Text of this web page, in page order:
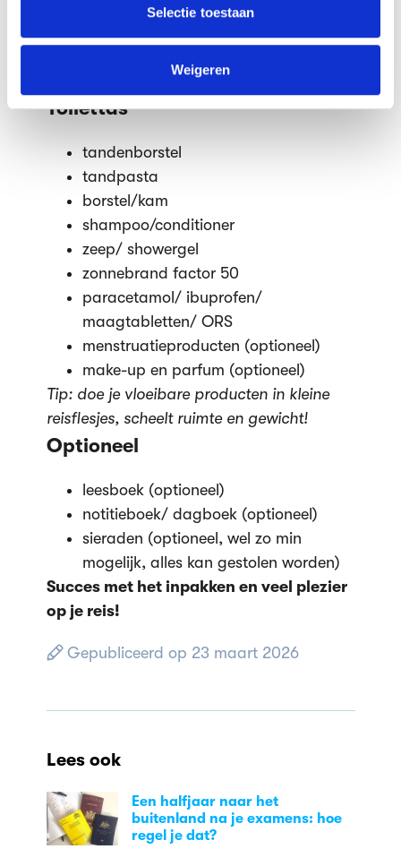
verzameld op basis van jouw gebruik van hun services.
We werken samen met63 derdendie uw gegevens
kunnen ontvangen en verwerken.
Selectie toestaan
Weigeren
contant geld (genoeg voor een aantal
Toilettas
tandenborstel
tandpasta
borstel/kam
shampoo/conditioner
zeep/ showergel
zonnebrand factor 50
paracetamol/ ibuprofen/
maagtabletten/ ORS
menstruatieproducten (optioneel)
make-up en parfum (optioneel)
Tip: doe je vloeibare producten in kleine
reisflesjes, scheelt ruimte en gewicht!
Optioneel
leesboek (optioneel)
notitieboek/ dagboek (optioneel)
sieraden (optioneel, wel zo min
mogelijk, alles kan gestolen worden)
Succes met het inpakken en veel plezier
op je reis!
Gepubliceerd op 23 maart 2026
Lees ook
Een halfjaar naar het
buitenland na je examens: hoe
regel je dat?